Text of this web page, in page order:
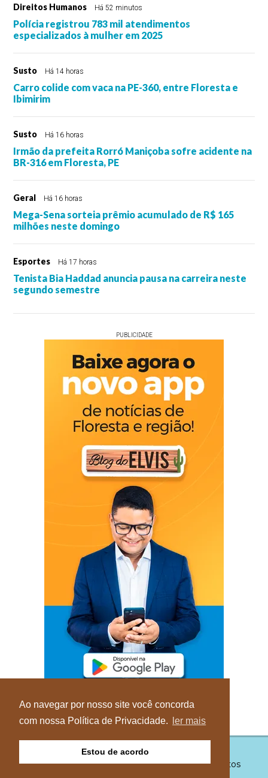
Ao navegar por nosso site você concorda
com nossa Política de Privacidade.
ler mais
Estou de acordo
Direitos Humanos Há 52 minutos
Polícia registrou 783 mil atendimentos
especializados à mulher em 2025
Susto Há 14 horas
Carro colide com vaca na PE-360, entre Floresta e
Ibimirim
Susto Há 16 horas
Irmão da prefeita Rorró Maniçoba sofre acidente na
BR-316 em Floresta, PE
Geral Há 16 horas
Mega-Sena sorteia prêmio acumulado de R$ 165
milhões neste domingo
Esportes Há 17 horas
Tenista Bia Haddad anuncia pausa na carreira neste
segundo semestre
PUBLICIDADE
© Copyright 2026 - Blog do Elvis - Todos os direitos